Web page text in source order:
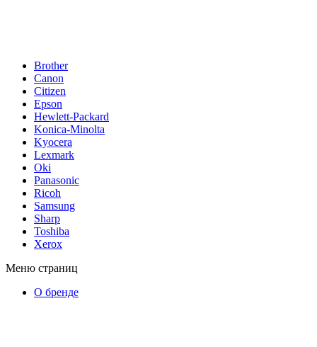
Brother
Canon
Citizen
Epson
Hewlett-Packard
Konica-Minolta
Kyocera
Lexmark
Oki
Panasonic
Ricoh
Samsung
Sharp
Toshiba
Xerox
Меню страниц
О бренде